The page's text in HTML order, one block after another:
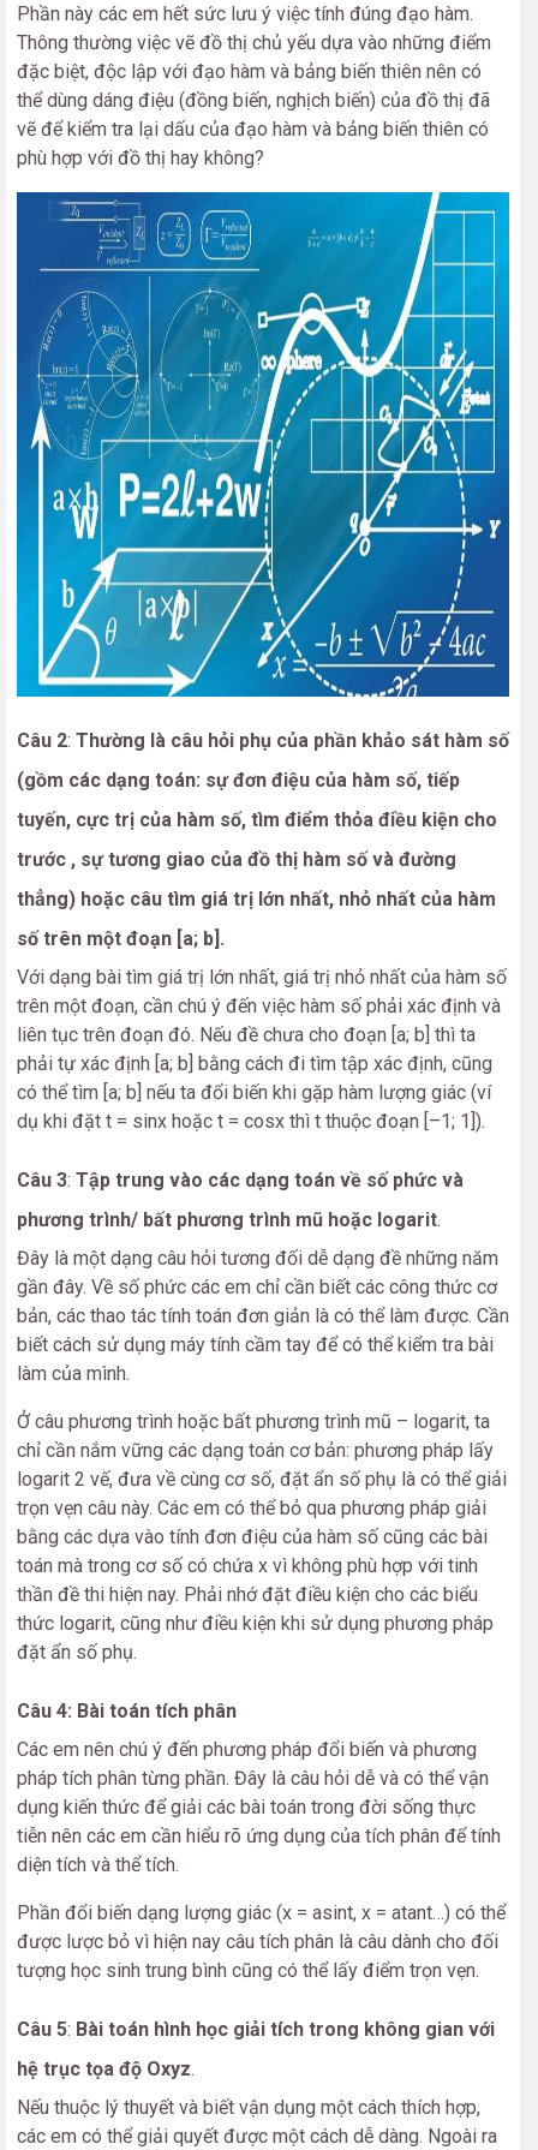
Phần này các em hết sức lưu ý việc tính đúng đạo hàm.
Thông thường việc vẽ đồ thị chủ yếu dựa vào những điểm
đặc biệt, độc lập với đạo hàm và bảng biến thiên nên có
thể dùng dáng điệu (đồng biến, nghịch biến) của đồ thị đã
vẽ để kiểm tra lại dấu của đạo hàm và bảng biến thiên có
phù hợp với đồ thị hay không?
Câu 2: Thường là câu hỏi phụ của phần khảo sát hàm số
(gồm các dạng toán: sự đơn điệu của hàm số, tiếp
tuyến, cực trị của hàm số, tìm điểm thỏa điều kiện cho
trước , sự tương giao của đồ thị hàm số và đường
thẳng) hoặc câu tìm giá trị lớn nhất, nhỏ nhất của hàm
số trên một đoạn [a; b].
Với dạng bài tìm giá trị lớn nhất, giá trị nhỏ nhất của hàm số
trên một đoạn, cần chú ý đến việc hàm số phải xác định và
liên tục trên đoạn đó. Nếu đề chưa cho đoạn [a; b] thì ta
phải tự xác định [a; b] bằng cách đi tìm tập xác định, cũng
có thể tìm [a; b] nếu ta đổi biến khi gặp hàm lượng giác (ví
dụ khi đặt t = sinx hoặc t = cosx thì t thuộc đoạn [–1; 1]).
Câu 3: Tập trung vào các dạng toán về số phức và
phương trình/ bất phương trình mũ hoặc logarit.
Đây là một dạng câu hỏi tương đối dễ dạng đề những năm
gần đây. Về số phức các em chỉ cần biết các công thức cơ
bản, các thao tác tính toán đơn giản là có thể làm được. Cần
biết cách sử dụng máy tính cầm tay để có thể kiểm tra bài
làm của mình.
Ở câu phương trình hoặc bất phương trình mũ – logarit, ta
chỉ cần nắm vững các dạng toán cơ bản: phương pháp lấy
logarit 2 vế, đưa về cùng cơ số, đặt ẩn số phụ là có thể giải
trọn vẹn câu này. Các em có thể bỏ qua phương pháp giải
bằng các dựa vào tính đơn điệu của hàm số cũng các bài
toán mà trong cơ số có chứa x vì không phù hợp với tinh
thần đề thi hiện nay. Phải nhớ đặt điều kiện cho các biểu
thức logarit, cũng như điều kiện khi sử dụng phương pháp
đặt ẩn số phụ.
Câu 4: Bài toán tích phân
Các em nên chú ý đến phương pháp đổi biến và phương
pháp tích phân từng phần. Đây là câu hỏi dễ và có thể vận
dụng kiến thức để giải các bài toán trong đời sống thực
tiễn nên các em cần hiểu rõ ứng dụng của tích phân để tính
diện tích và thể tích.
Phần đổi biến dạng lượng giác (x = asint, x = atant…) có thể
được lược bỏ vì hiện nay câu tích phân là câu dành cho đối
tượng học sinh trung bình cũng có thể lấy điểm trọn vẹn.
Câu 5: Bài toán hình học giải tích trong không gian với
hệ trục tọa độ Oxyz.
Nếu thuộc lý thuyết và biết vận dụng một cách thích hợp,
các em có thể giải quyết được một cách dễ dàng. Ngoài ra